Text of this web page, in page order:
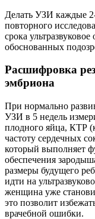
Делать УЗИ каждые
повторного
срока
обоснованных
Расшифровка
эмбриона
При нормально
УЗИ в 5 недель
плодного яйца, КТР
частоту сердечных
который выполняет
обеспечения
размеры будущего
идти на
женщина уже
это позволит
врачебной ошибки.